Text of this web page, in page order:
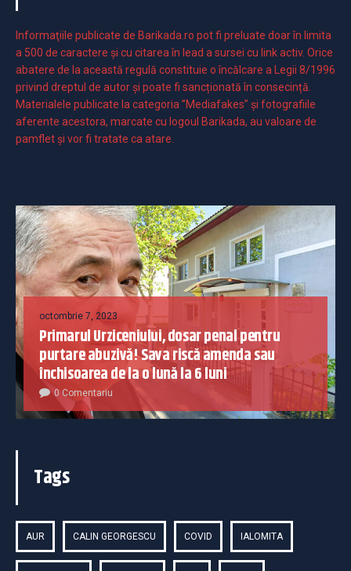
Informaţiile publicate de Barikada.ro pot fi preluate doar în limita
a 500 de caractere şi cu citarea în lead a sursei cu link activ. Orice
abatere de la această regulă constituie o încălcare a Legii 8/1996
privind dreptul de autor și poate fi sancționată în consecință.
Materialele publicate la categoria ”Mediafakes” și fotografiile
aferente acestora, marcate cu logoul Barikada, au valoare de
pamflet și vor fi tratate ca atare.
octombrie 7, 2023
Primarul Urziceniului, dosar penal pentru
purtare abuzivă! Sava riscă amenda sau
închisoarea de la o lună la 6 luni
0 Comentariu
Tags
AUR CALIN GEORGESCU COVID IALOMITA